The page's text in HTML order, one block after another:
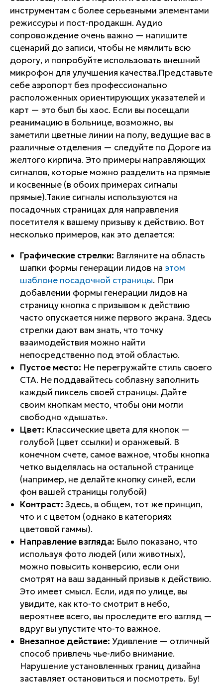
инструментам с более серьезными элементами
режиссуры и пост-продакшн. Аудио
сопровождение очень важно — напишите
сценарий до записи, чтобы не мямлить всю
дорогу, и попробуйте использовать внешний
микрофон для улучшения качества.Представьте
себе аэропорт без профессионально
расположенных ориентирующих указателей и
карт — это был бы хаос. Если вы посещали
реанимацию в больнице, возможно, вы
заметили цветные линии на полу, ведущие вас в
различные отделения — следуйте по Дороге из
желтого кирпича. Это примеры направляющих
сигналов, которые можно разделить на прямые
и косвенные (в обоих примерах сигналы
прямые).Такие сигналы используются на
посадочных страницах для направления
посетителя к вашему призыву к действию. Вот
несколько примеров, как это делается:
Графические стрелки: Взгляните на область
шапки формы генерации лидов на этом
шаблоне посадочной страницы. При
добавлении формы генерации лидов на
страницу кнопка с призывом к действию
часто опускается ниже первого экрана. Здесь
стрелки дают вам знать, что точку
взаимодействия можно найти
непосредственно под этой областью.
Пустое место: Не перегружайте стиль своего
СТА. Не поддавайтесь соблазну заполнить
каждый пиксель своей страницы. Дайте
своим кнопкам место, чтобы они могли
свободно «дышать».
Цвет: Классические цвета для кнопок —
голубой (цвет ссылки) и оранжевый. В
конечном счете, самое важное, чтобы кнопка
четко выделялась на остальной странице
(например, не делайте кнопку синей, если
фон вашей страницы голубой)
Контраст: Здесь, в общем, тот же принцип,
что и с цветом (однако в категориях
цветовой гаммы).
Направление взгляда: Было показано, что
используя фото людей (или животных),
можно повысить конверсию, если они
смотрят на ваш заданный призыв к действию.
Это имеет смысл. Если, идя по улице, вы
увидите, как кто-то смотрит в небо,
вероятнее всего, вы проследите его взгляд —
вдруг вы упустите что-то важное.
Внезапное действие: Удивление — отличный
способ привлечь чье-либо внимание.
Нарушение установленных границ дизайна
заставляет остановиться и посмотреть. Бу!